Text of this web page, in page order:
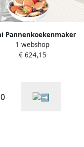
Pannenkoekenmaker
Dorayaki Maker
Snel Ontbijt Maken
1 webshop
€ 624,15